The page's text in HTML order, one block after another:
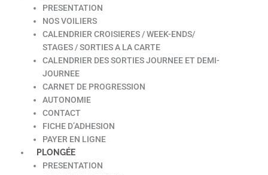
PRESENTATION
NOS VOILIERS
CALENDRIER CROISIERES / WEEK-ENDS/
STAGES / SORTIES A LA CARTE
CALENDRIER DES SORTIES JOURNEE ET DEMI-
JOURNEE
CARNET DE PROGRESSION
AUTONOMIE
CONTACT
FICHE D’ADHESION
PAYER EN LIGNE
PLONGÉE
PRESENTATION